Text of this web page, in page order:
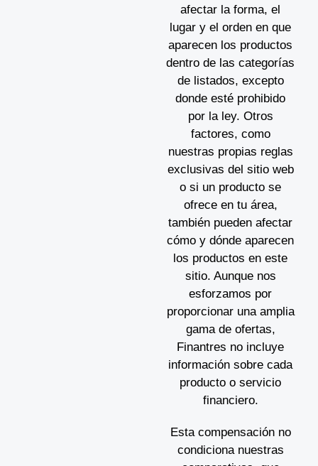
afectar la forma, el
lugar y el orden en que
aparecen los productos
dentro de las categorías
de listados, excepto
donde esté prohibido
por la ley. Otros
factores, como
nuestras propias reglas
exclusivas del sitio web
o si un producto se
ofrece en tu área,
también pueden afectar
cómo y dónde aparecen
los productos en este
sitio. Aunque nos
esforzamos por
proporcionar una amplia
gama de ofertas,
Finantres no incluye
información sobre cada
producto o servicio
financiero.
Esta compensación no
condiciona nuestras